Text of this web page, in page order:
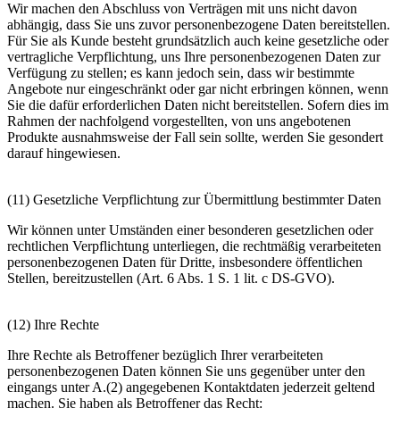
Wir machen den Abschluss von Verträgen mit uns nicht davon
abhängig, dass Sie uns zuvor personenbezogene Daten bereitstellen.
Für Sie als Kunde besteht grundsätzlich auch keine gesetzliche oder
vertragliche Verpflichtung, uns Ihre personenbezogenen Daten zur
Verfügung zu stellen; es kann jedoch sein, dass wir bestimmte
Angebote nur eingeschränkt oder gar nicht erbringen können, wenn
Sie die dafür erforderlichen Daten nicht bereitstellen. Sofern dies im
Rahmen der nachfolgend vorgestellten, von uns angebotenen
Produkte ausnahmsweise der Fall sein sollte, werden Sie gesondert
darauf hingewiesen.
(11) Gesetzliche Verpflichtung zur Übermittlung bestimmter Daten
Wir können unter Umständen einer besonderen gesetzlichen oder
rechtlichen Verpflichtung unterliegen, die rechtmäßig verarbeiteten
personenbezogenen Daten für Dritte, insbesondere öffentlichen
Stellen, bereitzustellen (Art. 6 Abs. 1 S. 1 lit. c DS-GVO).
(12) Ihre Rechte
Ihre Rechte als Betroffener bezüglich Ihrer verarbeiteten
personenbezogenen Daten können Sie uns gegenüber unter den
eingangs unter A.(2) angegebenen Kontaktdaten jederzeit geltend
machen. Sie haben als Betroffener das Recht: